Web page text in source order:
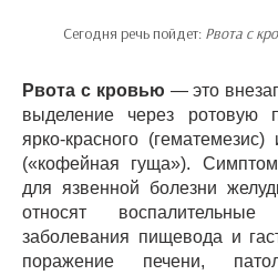
Сегодня речь пойдет: Рвота с
Рвота с кровью — это
выделение через ротовую
ярко-красного
(«кофейная гуща»).
для язвенной болезни
относят
заболевания пищевода и
поражение печени,